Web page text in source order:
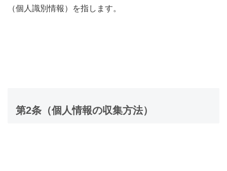
（個人識別情報）を指します。
第2条（個人情報の収集方法）